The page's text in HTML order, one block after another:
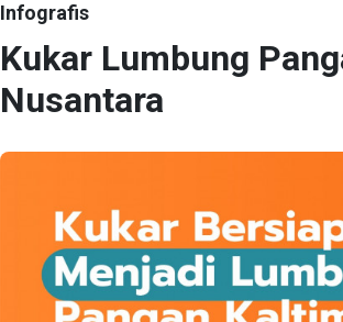
Infografis
Kukar Lumbung
Nusantara